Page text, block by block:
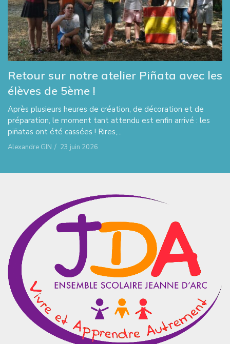
Retour sur notre atelier Piñata avec les
élèves de 5ème !
Après plusieurs heures de création, de décoration et de
préparation, le moment tant attendu est enfin arrivé : les
piñatas ont été cassées ! Rires,...
Alexandre GIN / 23 juin 2026